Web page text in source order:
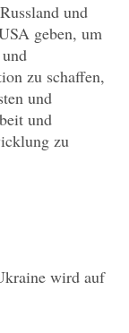
und
geben, um
zu schaffen,
und
und
zu
wird auf